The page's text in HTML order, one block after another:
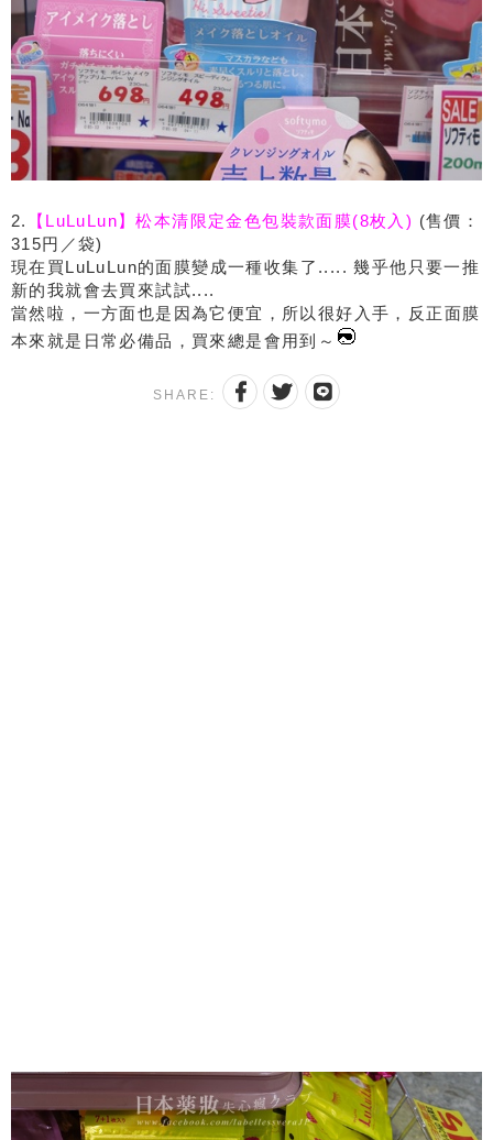
2. 【LuLuLun】松本清限定金色包裝款面膜(8枚入) (售價：
315円／袋)
現在買LuLuLun的面膜變成一種收集了..... 幾乎他只要一推
新的我就會去買來試試....
當然啦，一方面也是因為它便宜，所以很好入手，反正面膜
本來就是日常必備品，買來總是會用到～
SHARE: